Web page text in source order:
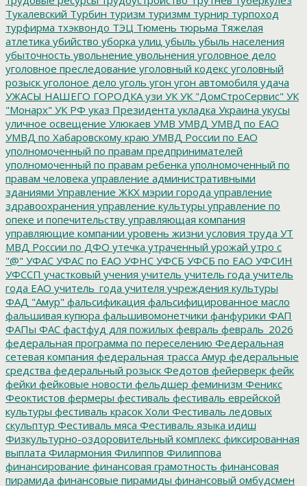
Тукалевский Турбин туризм туризмм турнир турпоход
турфирма тхэквондо ТЭЦ Тюмень тюрьма Тяжелая
атлетика убийство уборка улиц убыль убыль населения
убыточность увольнение увольнения уголовное дело
уголовное преследование уголовный кодекс уголовный
розыск уголоное дело уголь угон угон автомобиля удача
УЖАСЫ НАШЕГО ГОРОДКА узи УК УК "ДомСтроСервис" УК
"Монарх" УК РФ указ Президента укладка Украина укусы
уличное освещение Улюкаев УМВ УМВД УМВД по ЕАО
УМВД по Хабаровскому краю УМВД России по ЕАО
уполномоченный по правам предпринимателей
уполномоченный по правам ребенка уполномоченный по
правам человека управление административными
зданиями Управление ЖКХ мэрии города управление
здравоохранения управление культуры управление по
опеке и попечительству управляющая компания
управляющие компании уровень жизни условия труда УТ
МВД России по ДФО утечка утраченный урожай утро с
"@" УФАС УФАС по ЕАО УФНС УФСБ УФСБ по ЕАО УФСИН
УФССП участковый учения учитель учитель года учитель
года ЕАО учитель_года учителя учреждения культуры
ФАД "Амур" фальсификация фальсифицированное масло
фальшивая купюра фальшивомонетчики фанфурики ФАП
ФАПы ФАС фастфуд для пожилых февраль февраль_2026
федеральная программа по переселению Федеральная
сетевая компания федеральная трасса Амур федеральные
средства федеральный розыск Федотов фейерверк фейк
фейки фейковые новости фельдшер феминизм Феникс
Феоктистов фермеры фестиваль фестиваль еврейской
культуры фестиваль красок Холи Фестиваль ледовых
скульптур Фестиваль мяса Фестиваль языка идиш
Физкультурно-оздоровительный комплекс фиксированная
выплата Филармония Филиппов Филиппова
финансирование финансовая грамотность финансовая
пирамида финансовые пирамиды финансовый омбудсмен